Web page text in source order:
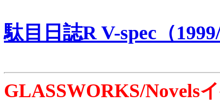
駄目日誌R V-spec（
GLASSWORKS/Novels